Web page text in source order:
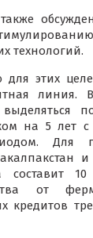
технологий.
для этих
линия.
на 5 лет с
Для
составит 10
от
кредитов